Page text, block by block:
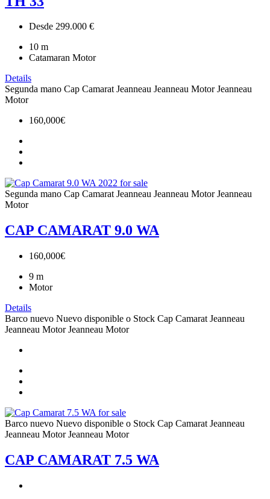
Desde 299.000 €
10 m
Catamaran Motor
Details
Segunda mano Cap CamaratJeanneau Jeanneau MotorJeanneau
Motor
160,000€
Segunda mano Cap CamaratJeanneau Jeanneau MotorJeanneau
Motor
CAP CAMARAT 9.0 WA
160,000€
9 m
Motor
Details
Barco nuevo Nuevo disponible o Stock Cap Camarat Jeanneau
Jeanneau MotorJeanneau Motor
Barco nuevo Nuevo disponible o Stock Cap Camarat Jeanneau
Jeanneau MotorJeanneau Motor
CAP CAMARAT 7.5 WA